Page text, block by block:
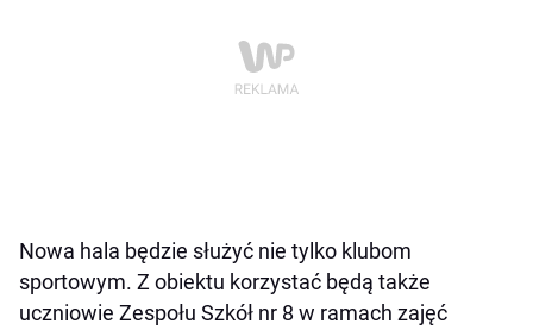
Nowa hala będzie służyć nie tylko klubom
sportowym. Z obiektu korzystać będą także
uczniowie Zespołu Szkół nr 8 w ramach zajęć